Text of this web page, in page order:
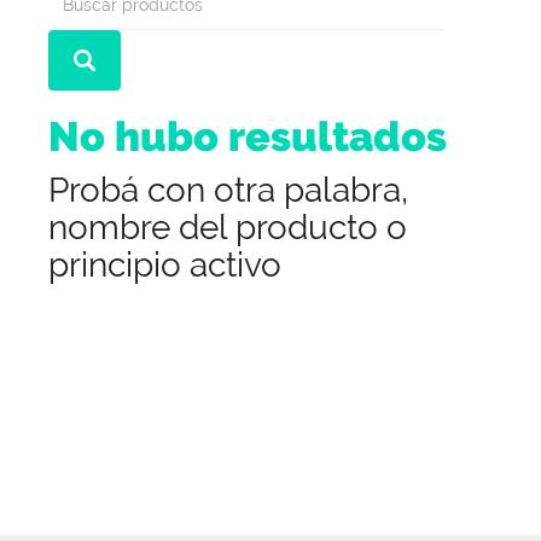
No hubo resultados
Probá con otra palabra,
nombre del producto o
principio activo